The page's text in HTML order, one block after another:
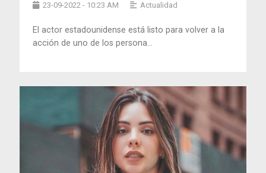
23-09-2022 - 10:23 AM Actualidad
El actor estadounidense está listo para volver a la
acción de uno de los persona...